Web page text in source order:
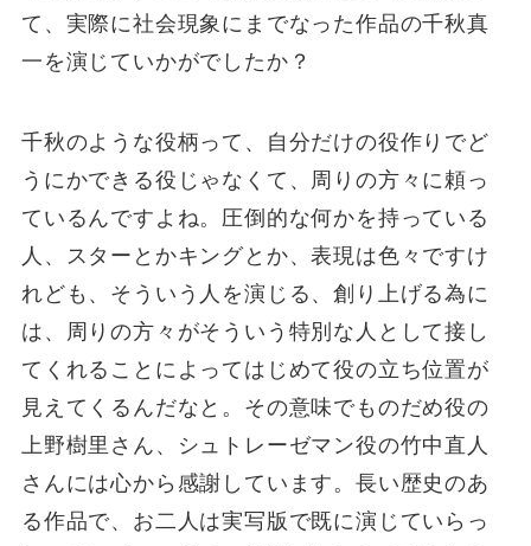
て、実際に社会現象にまでなった作品の千秋真
一を演じていかがでしたか？
千秋のような役柄って、自分だけの役作りでど
うにかできる役じゃなくて、周りの方々に頼っ
ているんですよね。圧倒的な何かを持っている
人、スターとかキングとか、表現は色々ですけ
れども、そういう人を演じる、創り上げる為に
は、周りの方々がそういう特別な人として接し
てくれることによってはじめて役の立ち位置が
見えてくるんだなと。その意味でものだめ役の
上野樹里さん、シュトレーゼマン役の竹中直人
さんには心から感謝しています。長い歴史のあ
る作品で、お二人は実写版で既に演じていらっ